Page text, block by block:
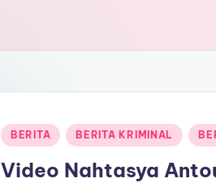
Posted
BERITA BERITA KRIMINAL
Video Nahtasya